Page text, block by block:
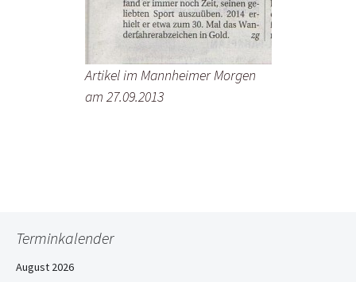
Artikel im Mannheimer Morgen
am 27.09.2013
Terminkalender
August 2026